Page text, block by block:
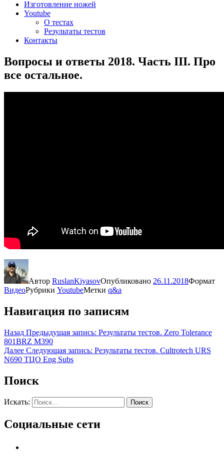
Изготовление ножей
Youtube
О тестах
Результаты тестов
Контакты
Вопросы и ответы 2018. Часть III. Про
все остальное.
Автор RuslanKiyasovОпубликовано 26.11.2018Формат
ВидеоРубрики YoutubeМетки q&a
Навигация по записям
Назад Предыдущая запись: Результаты тестов. Zero Tolerance
801BRZ M390
Далее Следующая запись: Результаты тестов. Cultrotech URS
N690 ТЦО Eng Subs
Поиск
Искать: Поиск
Социальные сети